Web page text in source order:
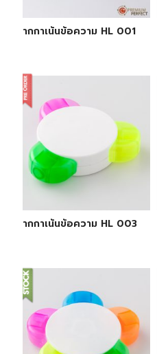
ปากกาเน้นข้อความ HL 001
ปากกาเน้นข้อความ HL 003